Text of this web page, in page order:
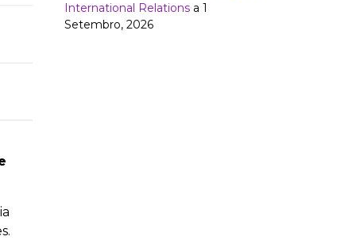
International Relations a 1
Setembro, 2026